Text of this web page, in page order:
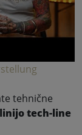
tehnične
tech-line